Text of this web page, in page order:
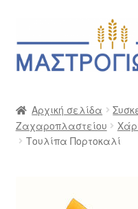
μετάβαση
στην
σε
περιεχόμενο
Cargo Kalymnos –
Δημιουργία
Αρχική σελίδα
Ζαχαροπλαστείου
Τουλίπα Πορτοκαλί